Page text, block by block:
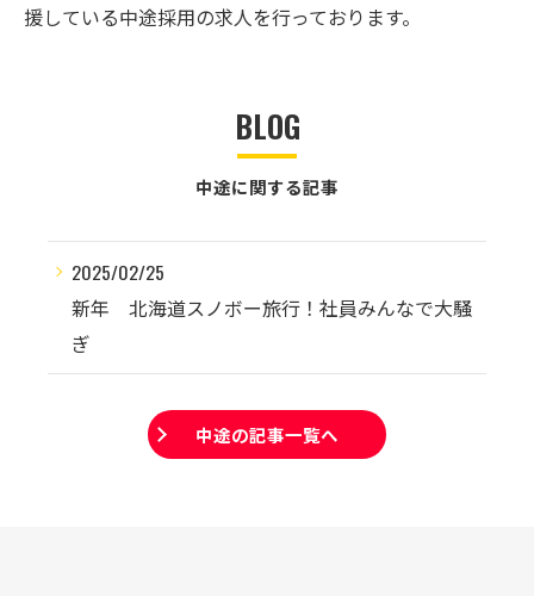
援している中途採用の求人を行っております。
BLOG
中途に関する記事
2025/02/25
新年 北海道スノボー旅行！社員みんなで大騒
ぎ
中途の記事一覧へ